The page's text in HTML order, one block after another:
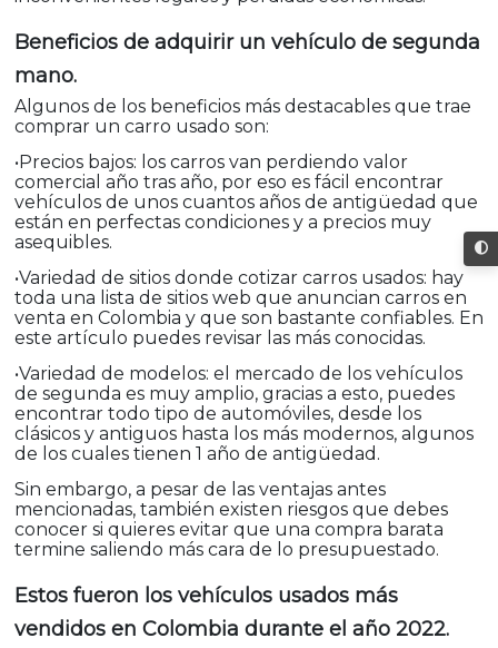
Beneficios de adquirir un vehículo de segunda
mano.
Algunos de los beneficios más destacables que trae
comprar un carro usado son:
•Precios bajos: los carros van perdiendo valor
comercial año tras año, por eso es fácil encontrar
vehículos de unos cuantos años de antigüedad que
están en perfectas condiciones y a precios muy
asequibles.
•Variedad de sitios donde cotizar carros usados: hay
toda una lista de sitios web que anuncian carros en
venta en Colombia y que son bastante confiables. En
este artículo puedes revisar las más conocidas.
•Variedad de modelos: el mercado de los vehículos
de segunda es muy amplio, gracias a esto, puedes
encontrar todo tipo de automóviles, desde los
clásicos y antiguos hasta los más modernos, algunos
de los cuales tienen 1 año de antigüedad.
Sin embargo, a pesar de las ventajas antes
mencionadas, también existen riesgos que debes
conocer si quieres evitar que una compra barata
termine saliendo más cara de lo presupuestado.
Estos fueron los vehículos usados más
vendidos en Colombia durante el año 2022.